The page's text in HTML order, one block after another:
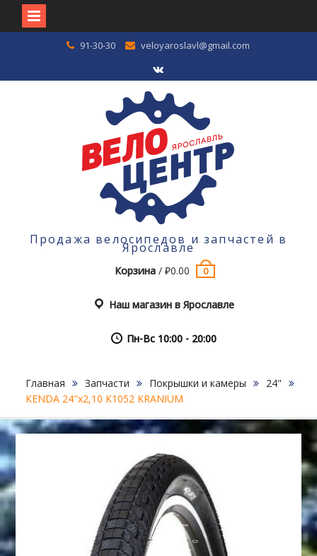
91-30-30 veloyaroslavl@gmail.com
VK
Продажа велосипедов и запчастей в
Ярославле
Корзина /₽0.00 0
Наш магазин в Ярославле
Пн-Вс 10:00 - 20:00
Главная Запчасти Покрышки и камеры
24"
KENDA 24″х2,10 K1052 KRANIUM